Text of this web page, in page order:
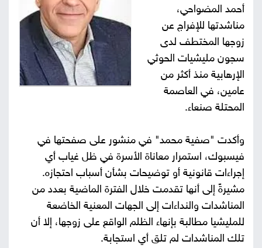
نحن
إتصل
بنا
البحث
أحمد المضواحي،
مناشدتها للإفراج عن
زوجها المختطف لدى
سجون مليشيات الحوثي
الإرهابية منذ أكثر من
عامين، في العاصمة
المحتلة صنعاء.
وأكدت "صفية محمد" في منشور على صفحتها في
فيسبوك، استمرار معاناة الأسرة في ظل غياب أي
إجراءات قانونية أو توضيحات بشأن أسباب احتجازه.
مشيرةً إلى أنها تقدمت خلال الفترة الماضية بعدد من
المناشدات والنداءات إلى الجهات المعنية الخاضعة
للمليشيا مطالبة بإنهاء الظلم الواقع على زوجها، إلا أن
تلك المناشدات لم تلق أي استجابة.